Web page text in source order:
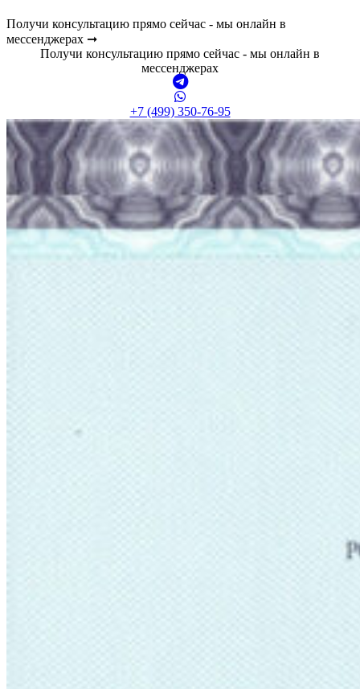
Получи консультацию прямо сейчас - мы онлайн в
мессенджерах ➞
Получи консультацию прямо сейчас - мы онлайн в
мессенджерах
+7 (499) 350-76-95